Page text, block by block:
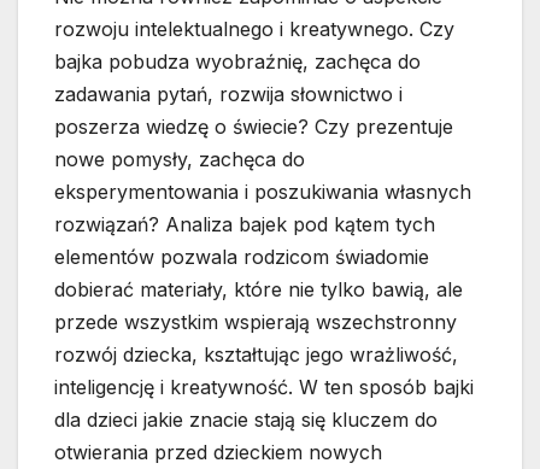
rozwoju intelektualnego i kreatywnego. Czy
bajka pobudza wyobraźnię, zachęca do
zadawania pytań, rozwija słownictwo i
poszerza wiedzę o świecie? Czy prezentuje
nowe pomysły, zachęca do
eksperymentowania i poszukiwania własnych
rozwiązań? Analiza bajek pod kątem tych
elementów pozwala rodzicom świadomie
dobierać materiały, które nie tylko bawią, ale
przede wszystkim wspierają wszechstronny
rozwój dziecka, kształtując jego wrażliwość,
inteligencję i kreatywność. W ten sposób bajki
dla dzieci jakie znacie stają się kluczem do
otwierania przed dzieckiem nowych